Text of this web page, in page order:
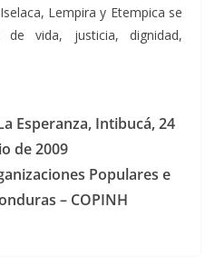
Lempira y Etempica se
de vida, justicia, dignidad,
Esperanza, Intibucá, 24
de 2009
Populares e
– COPINH